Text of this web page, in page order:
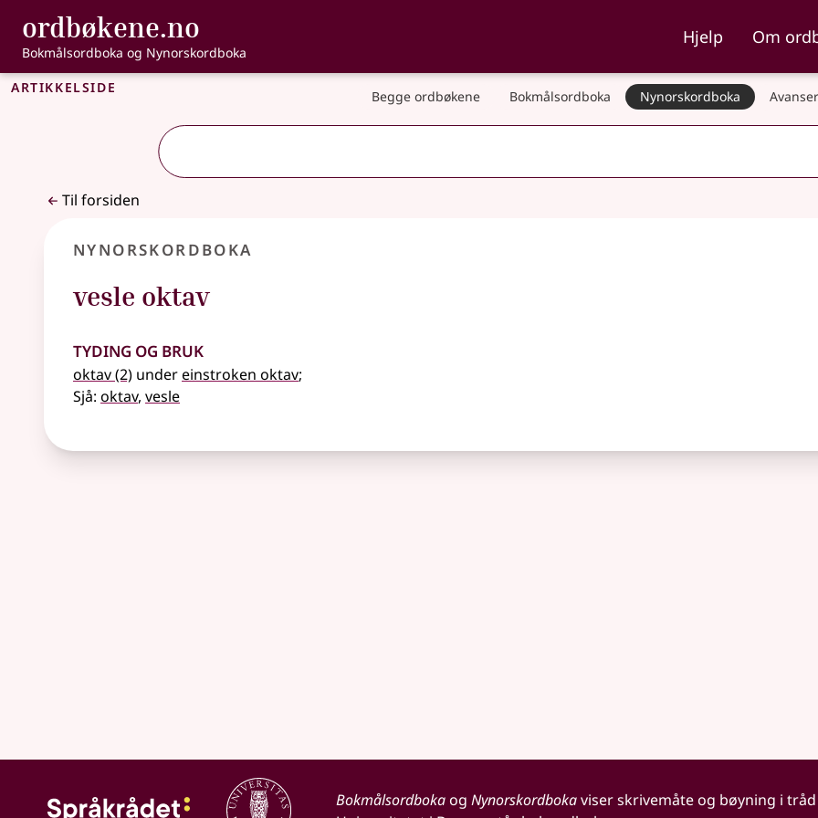
Gå til hovedinnhold
Tilgjengelighet
ordbøkene.no , Bokmålsordboka og Nynorskordboka
Bokmålsordboka og Nynorskordboka
Hjelp Om
Artikkelside Begge ordbøkene Bokmålsordboka Nynorskordboka
Til forsiden
Nynorskordboka
vesle oktav
Tyding og bruk
oktav(2) undereinstroken oktav;
Sjå: oktav, vesle
Bokmålsordbokaog Nynorskordbokaviser skrivemåte og bøyning i